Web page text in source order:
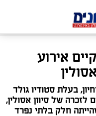
אירוע
בעלת סטודיו גולד
של סיוון אסולין,
חלק בלתי נפרד